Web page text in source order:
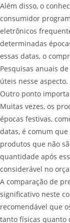
Além disso, o
consumidor
eletrônicos
determinadas
essas datas, o
Pesquisas anuais
úteis nesse aspecto.
Outro ponto
Muitas vezes, os
épocas festivas,
datas, é comum
produtos que não
quantidade após
considerável no
A comparação de
significativo neste
recomendável que
tanto físicas quanto